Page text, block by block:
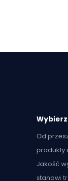
Od
produkty
Jakość
stanowi